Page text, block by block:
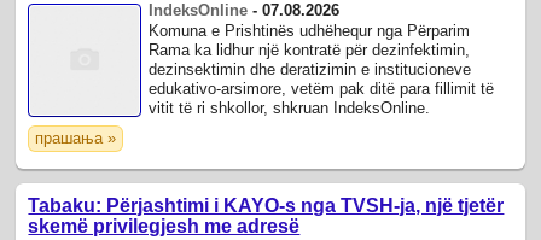
IndeksOnline -07.08.2026
Komuna e Prishtinës udhëhequr nga Përparim
Rama ka lidhur një kontratë për dezinfektimin,
dezinsektimin dhe deratizimin e institucioneve
edukativo-arsimore, vetëm pak ditë para fillimit të
vitit të ri shkollor, shkruan IndeksOnline.
прашања »
Tabaku: Përjashtimi i KAYO-s nga TVSH-ja, një tjetër
skemë privilegjesh me adresë